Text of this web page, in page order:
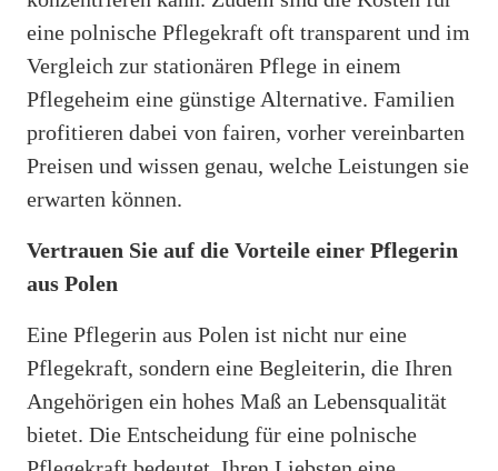
eine polnische Pflegekraft oft transparent und im
Vergleich zur stationären Pflege in einem
Pflegeheim eine günstige Alternative. Familien
profitieren dabei von fairen, vorher vereinbarten
Preisen und wissen genau, welche Leistungen sie
erwarten können.
Vertrauen Sie auf die Vorteile einer Pflegerin
aus Polen
Eine Pflegerin aus Polen ist nicht nur eine
Pflegekraft, sondern eine Begleiterin, die Ihren
Angehörigen ein hohes Maß an Lebensqualität
bietet. Die Entscheidung für eine polnische